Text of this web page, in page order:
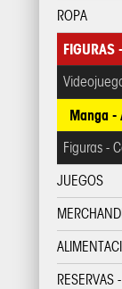
ROPA
FIGURAS
Manga -
Figuras -
JUEGOS
RESERVAS